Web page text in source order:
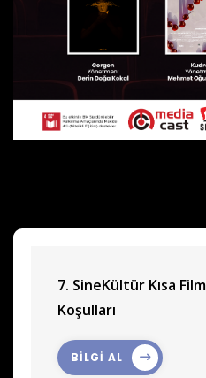
7. SineKültür Kısa
Koşulları
BİLGİ AL